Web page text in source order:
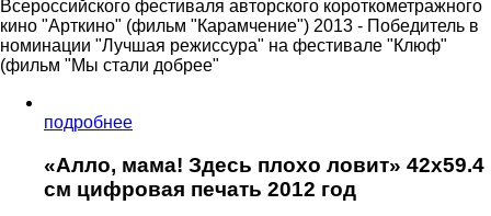
Всероссийского фестиваля авторского короткометражного
кино "Арткино" (фильм "Карамчение") 2013 - Победитель в
номинации "Лучшая режиссура" на фестивале "Клюф"
(фильм "Мы стали добрее"
подробнее
«Алло, мама! Здесь плохо ловит» 42x59.4
см цифровая печать 2012 год